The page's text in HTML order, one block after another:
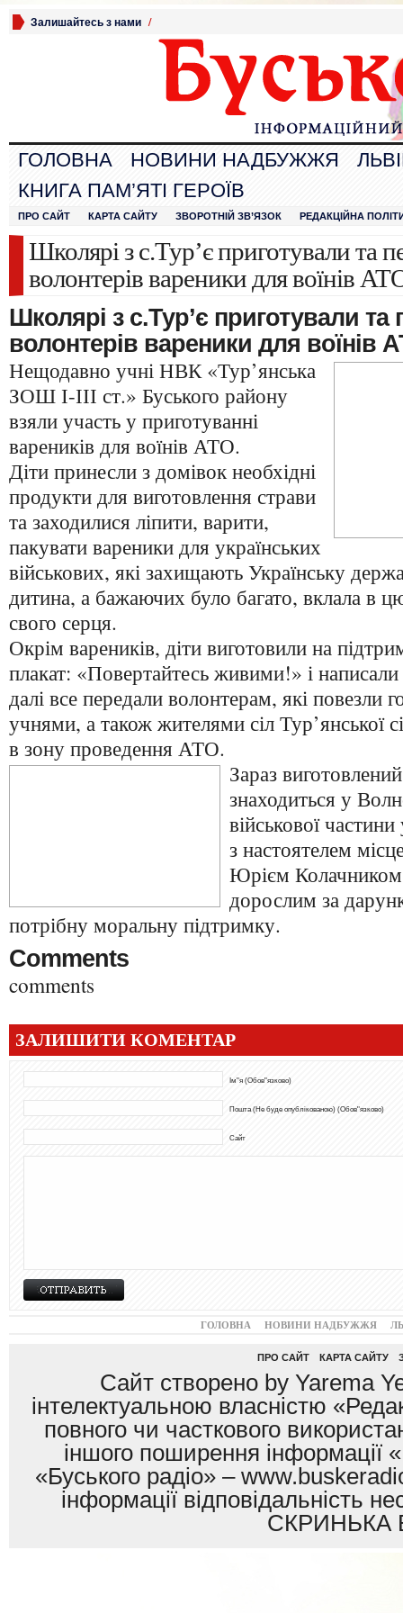
Залишайтесь з нами /
ГОЛОВНА НОВИНИ НАДБУЖЖЯ
КНИГА ПАМ’ЯТІ ГЕРОЇВ
ПРО САЙТ КАРТА САЙТУ ЗВОРОТНІЙ ЗВ’ЯЗОК РЕДАКЦІЙНА
Школярі з с.Тур’є приготували та
волонтерів вареники для воїнів
Школярі з с.Тур’є приготували та
волонтерів вареники для воїнів
Нещодавно учні НВК «Тур’янська
ЗОШ І-ІІІ ст.» Буського району
взяли участь у приготуванні
вареників для воїнів АТО.
Діти принесли з домівок необхідні
продукти для виготовлення страви
та заходилися ліпити, варити,
пакувати вареники для українських
військових, які захищають Українську
дитина, а бажаючих було багато, вклала в
свого серця.
Окрім вареників, діти виготовили на
плакат: «Повертайтесь живими!» і
далі все передали волонтерам, які повезли
учнями, а також жителями сіл Тур’янської
в зону проведення АТО.
Зараз
знаходиться у
військової
з настоятелем
Юрієм Колачником
дорослим за
потрібну моральну підтримку.
Comments
comments
ЗАЛИШИТИ КОМЕНТАР
Ім"я (Обов"язково)
Пошта (Не буде опублікованою) (Обов"язково)
Сайт
ГОЛОВНА НОВИНИ НАДБУЖЖЯ
ПРО САЙТ КАРТА САЙТУ
Сайт створено by Yarema
інтелектуальною власністю
повного чи часткового
іншого поширення інформації
«Буського радіо» –
інформації
СКРИНЬКА